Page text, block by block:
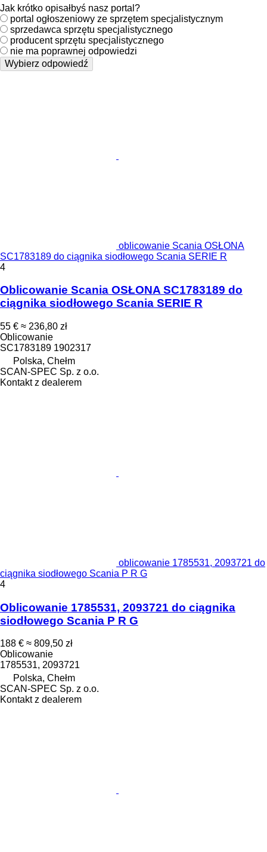
Jak krótko opisałbyś nasz portal?
portal ogłoszeniowy ze sprzętem specjalistycznym
sprzedawca sprzętu specjalistycznego
producent sprzętu specjalistycznego
nie ma poprawnej odpowiedzi
Wybierz odpowiedź
oblicowanie Scania OSŁONA
SC1783189 do ciągnika siodłowego Scania SERIE R
4
Oblicowanie Scania OSŁONA SC1783189 do
ciągnika siodłowego Scania SERIE R
55 € ≈ 236,80 zł
Oblicowanie
SC1783189 1902317
Polska, Chełm
SCAN-SPEC Sp. z o.o.
Kontakt z dealerem
oblicowanie 1785531, 2093721 do
ciągnika siodłowego Scania P R G
4
Oblicowanie 1785531, 2093721 do ciągnika
siodłowego Scania P R G
188 € ≈ 809,50 zł
Oblicowanie
1785531, 2093721
Polska, Chełm
SCAN-SPEC Sp. z o.o.
Kontakt z dealerem